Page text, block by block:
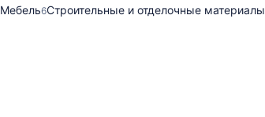
Мебель6Строительные и отделочные материалы